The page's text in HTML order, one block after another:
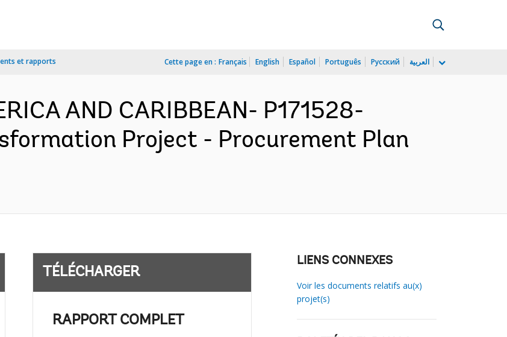
et rapports Cette page en : Français English Español Português Русский العربية
AND CARIBBEAN- P171528-
Project - Procurement Plan
TÉLÉCHARGER
RAPPORT COMPLET
LIENS CONNEXES
Voir les documents relatifs au(x)
projet(s)